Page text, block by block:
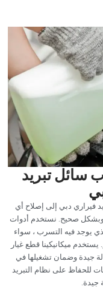
سائل تبريد
فيراري دبي إلى إصلاح أي
صحيح. نستخدم أدوات
يوجد فيه التسرب ، سواء
ميكانيكينا قطع غيار
جيدة وضمان تشغيلها في
للحفاظ على نظام التبريد
جيدة.‏